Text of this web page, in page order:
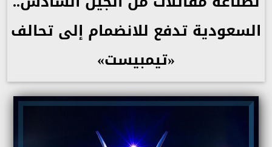
السعودية تدفع للانضمام إلى تحالف
«تيمبيست»